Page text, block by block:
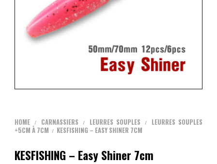
HOME / CARNASSIERS / LEURRES SOUPLES /
LEURRES SOUPLES
+5CM À 7CM / KESFISHING – EASY SHINER 7CM
KESFISHING – Easy Shiner 7cm